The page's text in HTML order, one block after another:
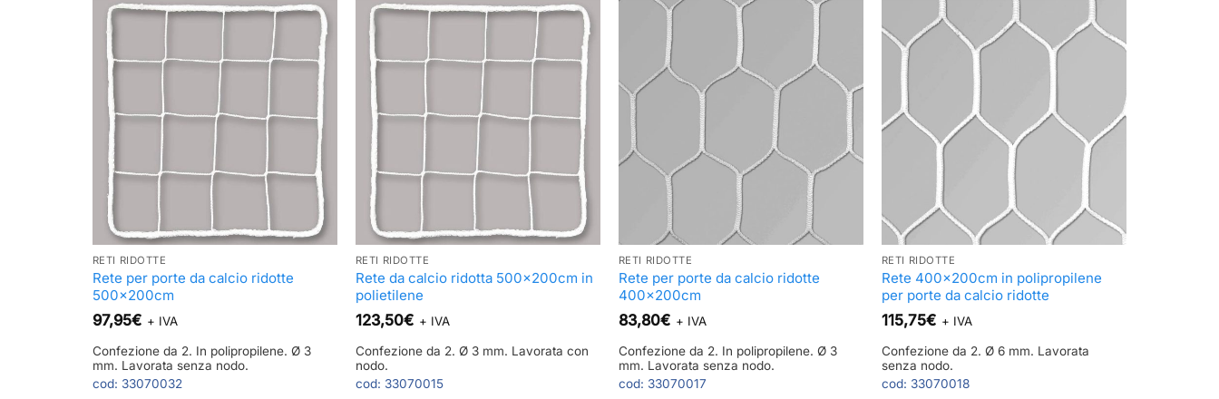
RETI RIDOTTE
Rete per porte da calcio ridotte
500x200cm
97,95€ + IVA
Confezione da 2. In polipropilene. Ø 3
mm. Lavorata senza nodo.
cod: 33070032
RETI RIDOTTE
Rete da calcio ridotta 500x200cm in
polietilene
123,50€ + IVA
Confezione da 2. Ø 3 mm. Lavorata con
nodo.
cod: 33070015
RETI RIDOTTE
Rete per porte da calcio ridotte
400x200cm
83,80€ + IVA
Confezione da 2. In polipropilene. Ø 3
mm. Lavorata senza nodo.
cod: 33070017
RETI RIDOTTE
Rete 400x200cm in polipropilene
per porte da calcio ridotte
115,75€ + IVA
Confezione da 2. Ø 6 mm. Lavorata
senza nodo.
cod: 33070018